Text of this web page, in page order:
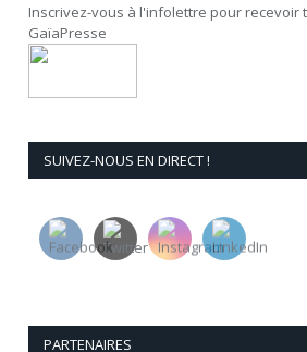
Inscrivez-vous à l'infolettre pour recevoir
GaïaPresse
SUIVEZ-NOUS EN DIRECT !
PARTENAIRES